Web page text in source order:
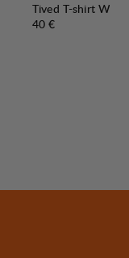
Tived T-shirt W
Preis:
40 €